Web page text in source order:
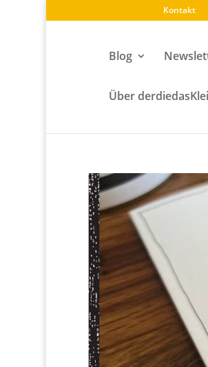
Kontakt
Blog
Über